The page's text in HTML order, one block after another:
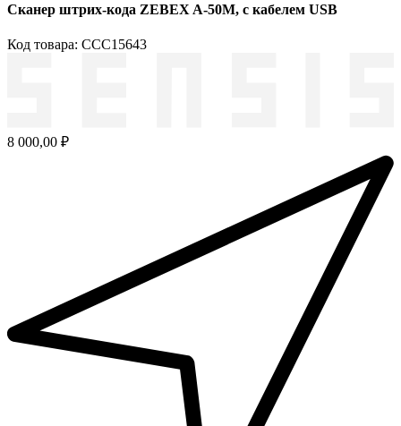
Сканер штрих-кода ZEBEX A-50M, с кабелем USB
Код товара: ССС15643
8 000,00 ₽